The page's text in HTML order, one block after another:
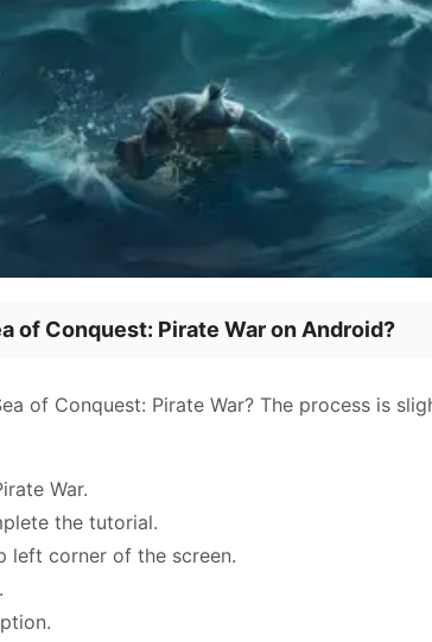
of Conquest: Pirate War on Android?
of Conquest: Pirate War? The process is
War.
the tutorial.
left corner of the screen.